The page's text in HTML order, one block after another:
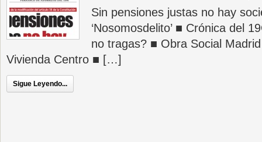
Sin pensiones justas no hay
‘Nosomosdelito’ ■ Crónica del
no tragas? ■ Obra Social
Vivienda Centro ■ […]
Sigue Leyendo...